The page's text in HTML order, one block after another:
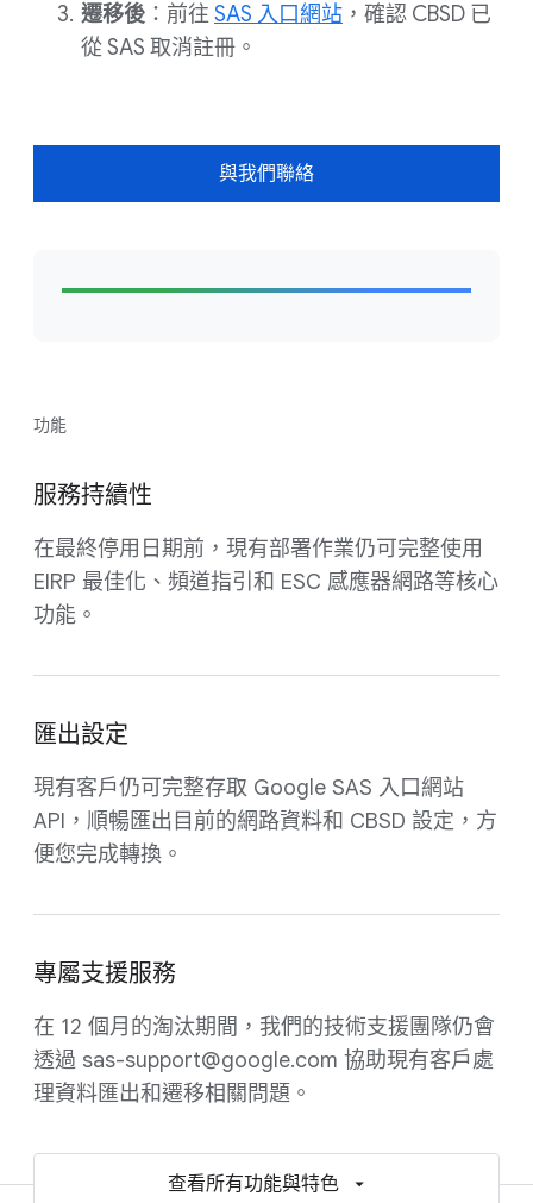
遷移後 ：前往 SAS 入口網站 ，確認 CBSD 已
從 SAS 取消註冊。
與我們聯絡
功能
服務持續性
在最終停用日期前，現有部署作業仍可完整使用
EIRP 最佳化、頻道指引和 ESC 感應器網路等核心
功能。
匯出設定
現有客戶仍可完整存取 Google SAS 入口網站
API，順暢匯出目前的網路資料和 CBSD 設定，方
便您完成轉換。
專屬支援服務
在 12 個月的淘汰期間，我們的技術支援團隊仍會
透過 sas-support@google.com 協助現有客戶處
理資料匯出和遷移相關問題。
查看所有功能與特色